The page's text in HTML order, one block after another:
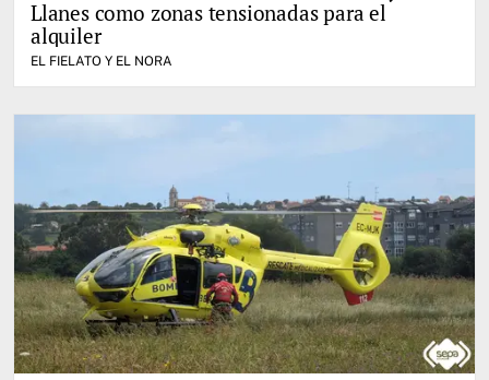
Llanes como zonas tensionadas para el
alquiler
EL FIELATO Y EL NORA